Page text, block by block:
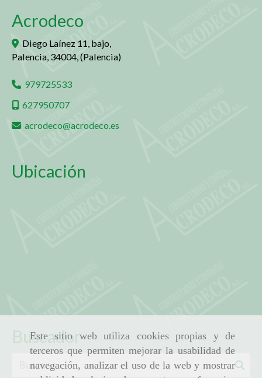
Este sitio web utiliza cookies propias y de
terceros que permiten mejorar la usabilidad de
navegación, analizar el uso de la web y mostrar
Acrodeco
Diego Laínez 11, bajo,
Palencia, 34004,(Palencia)
979725533
627950707
acrodeco
acrodeco.es
Ubicación
Buscador